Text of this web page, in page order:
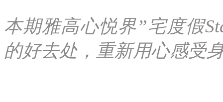
本期雅高心悦界”宅度假
的好去处，重新用心感受